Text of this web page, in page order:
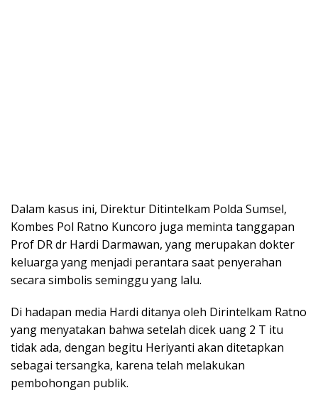
Dalam kasus ini, Direktur Ditintelkam Polda Sumsel,
Kombes Pol Ratno Kuncoro juga meminta tanggapan
Prof DR dr Hardi Darmawan, yang merupakan dokter
keluarga yang menjadi perantara saat penyerahan
secara simbolis seminggu yang lalu.
Di hadapan media Hardi ditanya oleh Dirintelkam Ratno
yang menyatakan bahwa setelah dicek uang 2 T itu
tidak ada, dengan begitu Heriyanti akan ditetapkan
sebagai tersangka, karena telah melakukan
pembohongan publik.